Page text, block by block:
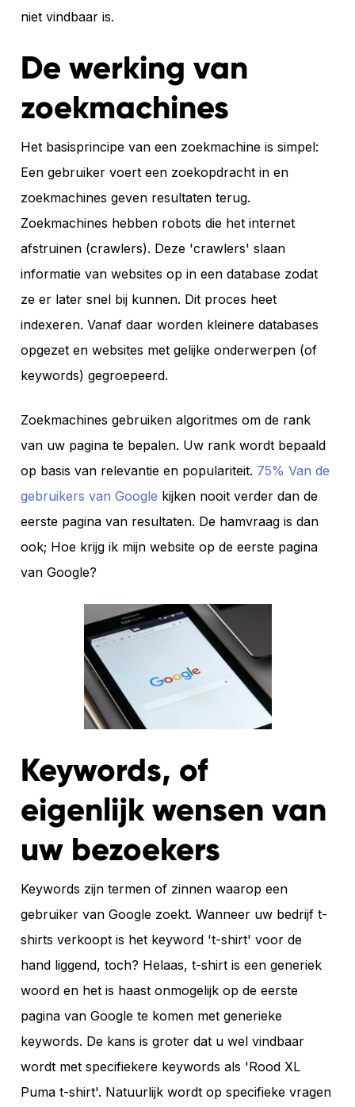
niet vindbaar is.
De werking van
zoekmachines
Het basisprincipe van een zoekmachine is simpel:
Een gebruiker voert een zoekopdracht in en
zoekmachines geven resultaten terug.
Zoekmachines hebben robots die het internet
afstruinen (crawlers). Deze 'crawlers' slaan
informatie van websites op in een database zodat
ze er later snel bij kunnen. Dit proces heet
indexeren. Vanaf daar worden kleinere databases
opgezet en websites met gelijke onderwerpen (of
keywords) gegroepeerd.
Zoekmachines gebruiken algoritmes om de rank
van uw pagina te bepalen. Uw rank wordt bepaald
op basis van relevantie en populariteit. 75% Van de
gebruikers van Google kijken nooit verder dan de
eerste pagina van resultaten. De hamvraag is dan
ook; Hoe krijg ik mijn website op de eerste pagina
van Google?
Keywords, of
eigenlijk wensen van
uw bezoekers
Keywords zijn termen of zinnen waarop een
gebruiker van Google zoekt. Wanneer uw bedrijf t-
shirts verkoopt is het keyword 't-shirt' voor de
hand liggend, toch? Helaas, t-shirt is een generiek
woord en het is haast onmogelijk op de eerste
pagina van Google te komen met generieke
keywords. De kans is groter dat u wel vindbaar
wordt met specifiekere keywords als 'Rood XL
Puma t-shirt'. Natuurlijk wordt op specifieke vragen